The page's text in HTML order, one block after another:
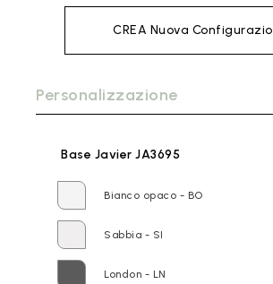
CREA Nuova
Personalizzazione
Base Javier JA3695
Bianco opaco - BO
Sabbia - SI
London - LN